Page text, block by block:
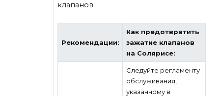
клапанов.
Рекомендации:
Как предотвратить
зажатие клапанов
на Солярисе:
Следуйте регламенту
обслуживания,
указанному в